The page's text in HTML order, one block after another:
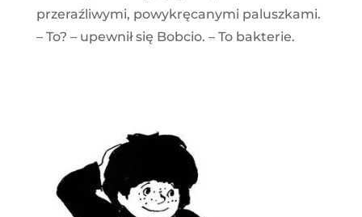
przeraźliwymi, powykręcanymi paluszkami.
– To? – upewnił się Bobcio. – To bakterie.